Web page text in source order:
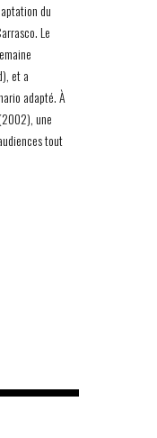
du
Le
et a
adapté. À
une
tout